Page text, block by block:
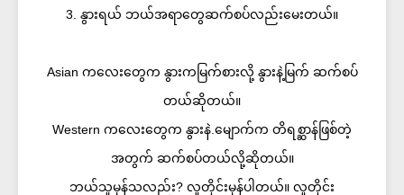
3. နွားရယ် ဘယ်အရာတွေဆက်စပ်လည်းမေးတယ်။
Asian ကလေးတွေက နွားကမြက်စားလို့ နွားနဲ့မြက် ဆက်စပ်
တယ်ဆိုတယ်။
Western ကလေးတွေက နွားနဲ.မျောက်က တိရစ္ဆာန်ဖြစ်တဲ့
အတွက် ဆက်စပ်တယ်လို့ဆိုတယ်။
ဘယ်သူမှန်သလည်း? လူတိုင်းမှန်ပါတယ်။ လူတိုင်း